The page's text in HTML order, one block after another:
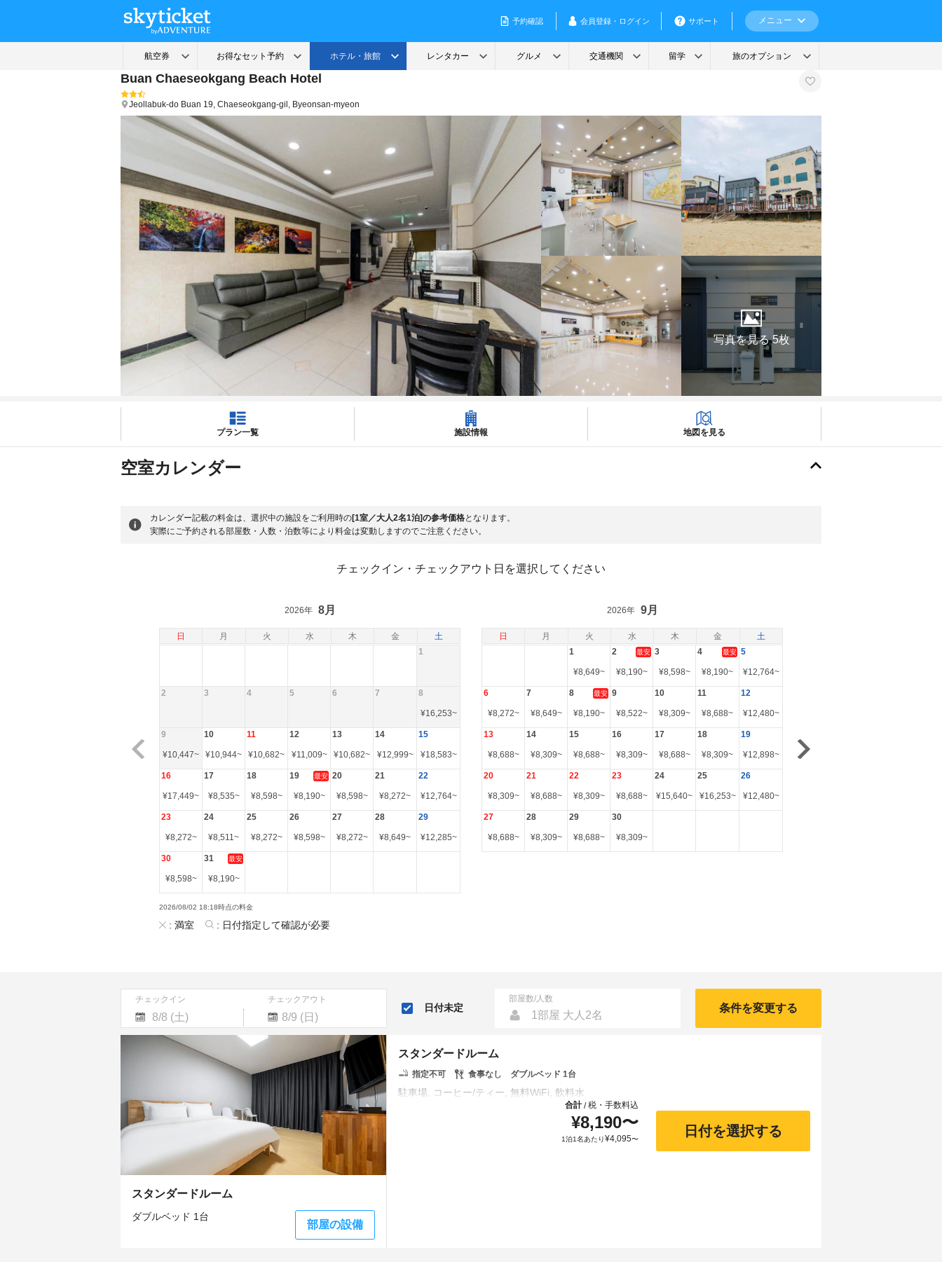
Buan Chaeseokgang Beach Hotel
Jeollabuk-do Buan 19, Chaeseokgang-gil, Byeonsan-myeon
写真を見る 5枚
プラン一覧 施設情報 地図を見る
空室カレンダー
カレンダー記載の料金は、選択中の施設をご利用時の[1室／大人2名1泊]の参考価格となります。
実際にご予約される部屋数・人数・泊数等により料金は変動しますのでご注意ください。
チェックイン・チェックアウト日を選択してください
日 月 火 水 木 金 土 日 月 火 水 木 金 土
2026年 8月
1
2 3 4 5 6 7 8
¥16,253~
9
¥10,447~
10
¥10,944~
11
¥10,682~
12
¥11,009~
13
¥10,682~
14
¥12,999~
15
¥18,583~
16
¥17,449~
17
¥8,535~
18
¥8,598~
19 最安
¥8,190~
20
¥8,598~
21
¥8,272~
22
¥12,764~
23
¥8,272~
24
¥8,511~
25
¥8,272~
26
¥8,598~
27
¥8,272~
28
¥8,649~
29
¥12,285~
30
¥8,598~
31 最安
¥8,190~
2026年 9月
1
¥8,649~
2 最安
¥8,190~
3
¥8,598~
4 最安
¥8,190~
5
¥12,764~
6
¥8,272~
7
¥8,649~
8 最安
¥8,190~
9
¥8,522~
10
¥8,309~
11
¥8,688~
12
¥12,480~
13
¥8,688~
14
¥8,309~
15
¥8,688~
16
¥8,309~
17
¥8,688~
18
¥8,309~
19
¥12,898~
20
¥8,309~
21
¥8,688~
22
¥8,309~
23
¥8,688~
24
¥15,640~
25
¥16,253~
26
¥12,480~
27
¥8,688~
28
¥8,309~
29
¥8,688~
30
¥8,309~
2026/08/02 18:18時点の料金
: 満室 : 日付指定して確認が必要
チェックイン チェックアウト
Navigate
forward
calendar
and
select
Press
question
key
Navigate
backward
interact
with
and
select
a
date.
Press
日付未定
部屋数/人数
1部屋 大人2名
条件を変更する
スタンダードルーム
ダブルベッド 1台
部屋の設備
スタンダードルーム
指定不可 食事なし ダブルベッド 1台
合計/税・手数料込
¥8,190〜
1泊1名あたり¥4,095〜
日付を選択する